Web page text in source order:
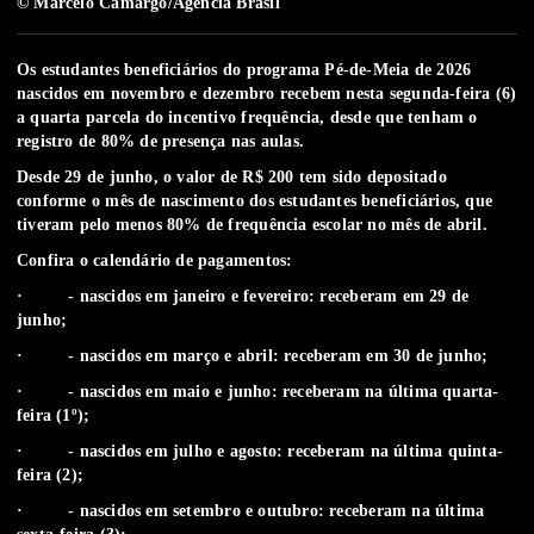
Os estudantes beneficiários do programa Pé-de-Meia de 2026
nascidos em novembro e dezembro recebem nesta segunda-feira (6)
a quarta parcela do incentivo frequência, desde que tenham o
registro de 80% de presença nas aulas.
Desde 29 de junho, o valor de R$ 200 tem sido depositado
conforme o mês de nascimento dos estudantes beneficiários, que
tiveram pelo menos 80% de frequência escolar no mês de abril.
Confira o calendário de pagamentos:
· - nascidos em janeiro e fevereiro: receberam em 29 de
junho;
· - nascidos em março e abril: receberam em 30 de junho;
· - nascidos em maio e junho: receberam na última quarta-
feira (1º);
· - nascidos em julho e agosto: receberam na última quinta-
feira (2);
· - nascidos em setembro e outubro: receberam na última